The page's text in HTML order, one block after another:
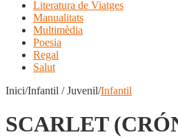
Literatura de Viatges
Manualitats
Multimèdia
Poesia
Regal
Salut
Inici/Infantil / Juvenil/Infantil
SCARLET